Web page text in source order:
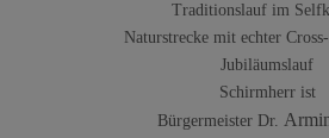
Traditionslauf im
Naturstrecke mit echter
Jubiläumslauf
Schirmherr ist
Bürgermeister Dr.